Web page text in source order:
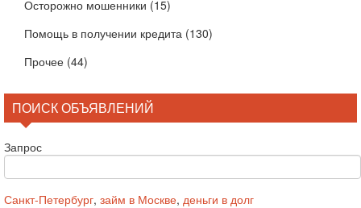
Осторожно мошенники (15)
Помощь в получении кредита (130)
Прочее (44)
ПОИСК ОБЪЯВЛЕНИЙ
Запрос
Санкт-Петербург, займ в Москве, деньги в долг